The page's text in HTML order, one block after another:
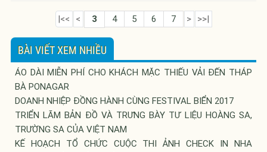
|<< < 3 4 5 6 7 > >>|
BÀI VIẾT XEM NHIỀU
ÁO DÀI MIỄN PHÍ CHO KHÁCH MẶC THIẾU VẢI ĐẾN THÁP
BÀ PONAGAR
DOANH NHIỆP ĐỒNG HÀNH CÙNG FESTIVAL BIỂN 2017
TRIỂN LÃM BẢN ĐỒ VÀ TRƯNG BÀY TƯ LIỆU HOÀNG SA,
TRƯỜNG SA CỦA VIỆT NAM
KẾ HOẠCH TỔ CHỨC CUỘC THI ẢNH CHECK IN NHA